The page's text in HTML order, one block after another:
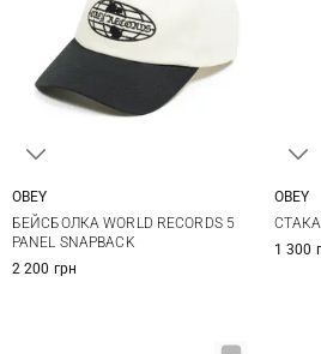
OBEY
БЕЙСБОЛКА WORLD RECORDS 5
PANEL SNAPBACK
2 200 грн
OBEY
1 300